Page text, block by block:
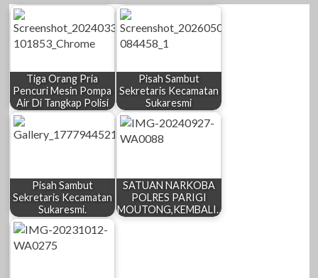
Tiga Orang Pria
Pencuri Mesin Pompa
Air Di Tangkap Polisi
Pisah Sambut
Sekretaris Kecamatan
Sukaresmi
Pisah Sambut
Sekretaris Kecamatan
Sukaresmi.
SATUAN NARKOBA
POLRES PARIGI
MOUTONG,KEMBALI…